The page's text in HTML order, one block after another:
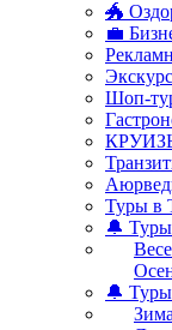
🐲
💼
Шоп-
Туры в
🔔
🔔
Зима